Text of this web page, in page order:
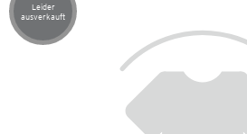
Artikel leider ausverkauft
Leider
ausverkauft